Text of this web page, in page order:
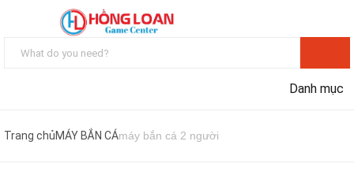
Danh mục
Trang chủMÁY BẮN CÁmáy bắn cá 2 người